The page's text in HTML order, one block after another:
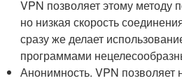
VPN позволяет этому методу
но низкая скорость
сразу же делает
программами
Анонимность. VPN позволяет